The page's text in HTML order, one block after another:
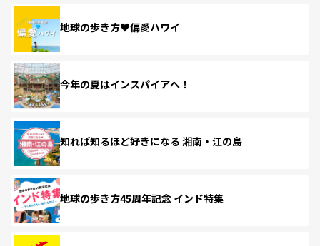
地球の歩き方♥偏愛ハワイ
今年の夏はインスパイアへ！
知れば知るほど好きになる 湘南・江の島
地球の歩き方45周年記念 インド特集